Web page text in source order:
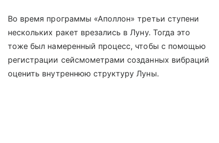
Во время программы «Аполлон» третьи ступени
нескольких ракет врезались в Луну. Тогда это
тоже был намеренный процесс, чтобы с помощью
регистрации сейсмометрами созданных вибраций
оценить внутреннюю структуру Луны.